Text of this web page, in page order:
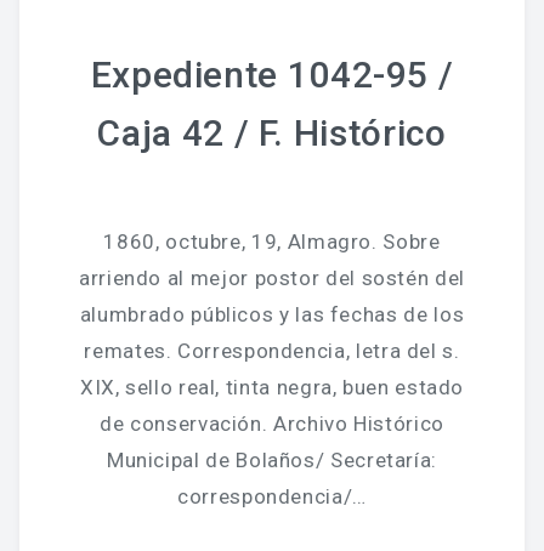
Expediente 1042-95 /
Caja 42 / F. Histórico
1860, octubre, 19, Almagro. Sobre
arriendo al mejor postor del sostén del
alumbrado públicos y las fechas de los
remates. Correspondencia, letra del s.
XIX, sello real, tinta negra, buen estado
de conservación. Archivo Histórico
Municipal de Bolaños/ Secretaría:
correspondencia/…